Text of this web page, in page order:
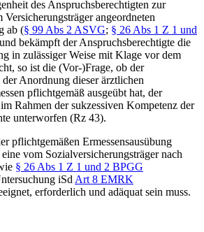
des Anspruchsberechtigten zur
angeordneten
ab (§ 99 Abs 2 ASVG; § 26 Abs 1 Z 1 und
bekämpft der Anspruchsberechtigte die
in zulässiger Weise mit Klage vor dem
so ist die (Vor-)Frage, ob der
Anordnung dieser ärztlichen
pflichtgemäß ausgeübt hat, der
Rahmen der sukzessiven Kompetenz der
unterworfen (Rz 43).
pflichtgemäßen Ermessensausübung
vom Sozialversicherungsträger nach
§ 26 Abs 1 Z 1 und 2 BPGG
iSd Art 8 EMRK
erforderlich und adäquat sein muss.